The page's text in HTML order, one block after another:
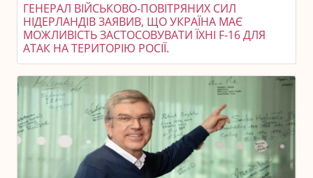
ГЕНЕРАЛ ВІЙСЬКОВО-ПОВІТРЯНИХ СИЛ
НІДЕРЛАНДІВ ЗАЯВИВ, ЩО УКРАЇНА МАЄ
МОЖЛИВІСТЬ ЗАСТОСОВУВАТИ ЇХНІ F-16 ДЛЯ
АТАК НА ТЕРИТОРІЮ РОСІЇ.